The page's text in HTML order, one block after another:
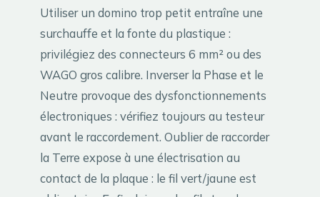
Utiliser un domino trop petit entraîne une
surchauffe et la fonte du plastique :
privilégiez des connecteurs 6 mm² ou des
WAGO gros calibre. Inverser la Phase et le
Neutre provoque des dysfonctionnements
électroniques : vérifiez toujours au testeur
avant le raccordement. Oublier de raccorder
la Terre expose à une électrisation au
contact de la plaque : le fil vert/jaune est